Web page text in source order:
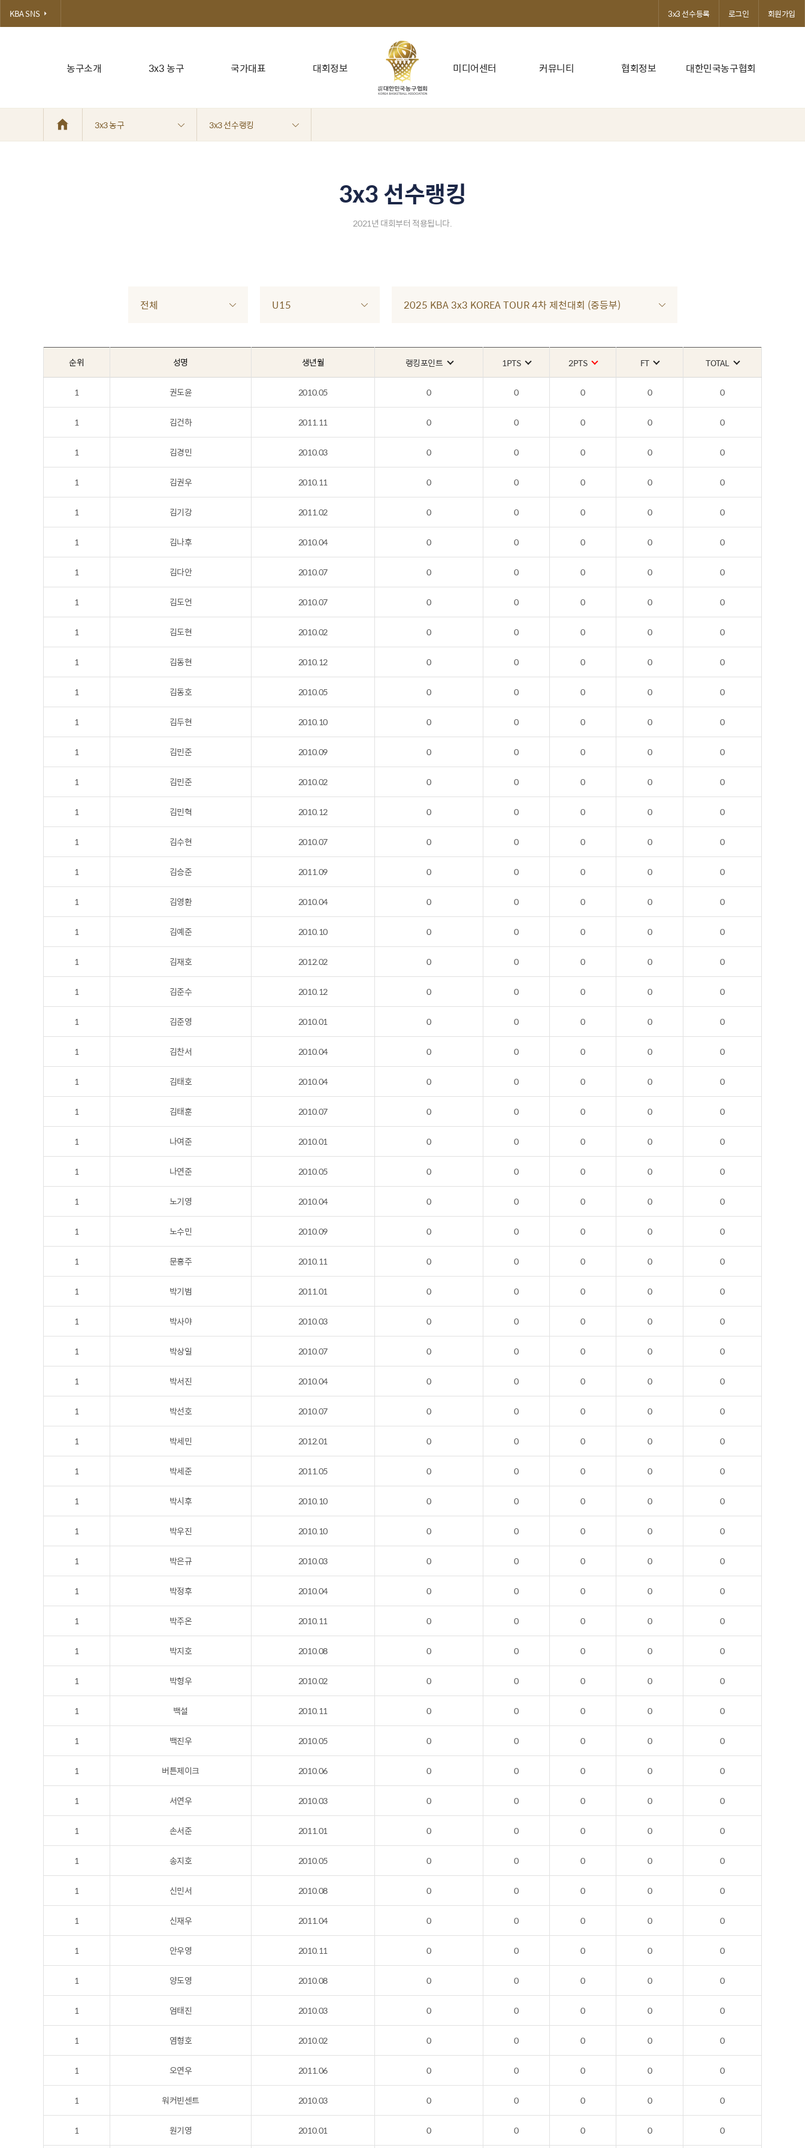
농구소개 3x3 농구 국가대표 대회정보 미디어센터 커뮤니티 협회정보 대한민국농구협회
KBA SNS 3x3 선수등록 로그인 회원가입
3x3 농구 3x3 선수랭킹
3x3 선수랭킹
2021년 대회부터 적용됩니다.
전체 U15 2025 KBA 3x3 KOREA TOUR 4차 제천대회 (중등부)
순위 성명 생년월 랭킹포인트 1PTS 2PTS FT TOTAL
1 권도윤 2010.05 0 0 0 0 0
1 김건하 2011.11 0 0 0 0 0
1 김경민 2010.03 0 0 0 0 0
1 김권우 2010.11 0 0 0 0 0
1 김기강 2011.02 0 0 0 0 0
1 김나후 2010.04 0 0 0 0 0
1 김다안 2010.07 0 0 0 0 0
1 김도언 2010.07 0 0 0 0 0
1 김도현 2010.02 0 0 0 0 0
1 김동현 2010.12 0 0 0 0 0
1 김동호 2010.05 0 0 0 0 0
1 김두현 2010.10 0 0 0 0 0
1 김민준 2010.09 0 0 0 0 0
1 김민준 2010.02 0 0 0 0 0
1 김민혁 2010.12 0 0 0 0 0
1 김수현 2010.07 0 0 0 0 0
1 김승준 2011.09 0 0 0 0 0
1 김영환 2010.04 0 0 0 0 0
1 김예준 2010.10 0 0 0 0 0
1 김재호 2012.02 0 0 0 0 0
1 김준수 2010.12 0 0 0 0 0
1 김준영 2010.01 0 0 0 0 0
1 김찬서 2010.04 0 0 0 0 0
1 김태호 2010.04 0 0 0 0 0
1 김태훈 2010.07 0 0 0 0 0
1 나여준 2010.01 0 0 0 0 0
1 나연준 2010.05 0 0 0 0 0
1 노기영 2010.04 0 0 0 0 0
1 노수민 2010.09 0 0 0 0 0
1 문홍주 2010.11 0 0 0 0 0
1 박기범 2011.01 0 0 0 0 0
1 박사야 2010.03 0 0 0 0 0
1 박상일 2010.07 0 0 0 0 0
1 박서진 2010.04 0 0 0 0 0
1 박선호 2010.07 0 0 0 0 0
1 박세민 2012.01 0 0 0 0 0
1 박세준 2011.05 0 0 0 0 0
1 박시후 2010.10 0 0 0 0 0
1 박우진 2010.10 0 0 0 0 0
1 박은규 2010.03 0 0 0 0 0
1 박정후 2010.04 0 0 0 0 0
1 박주온 2010.11 0 0 0 0 0
1 박지호 2010.08 0 0 0 0 0
1 박형우 2010.02 0 0 0 0 0
1 백설 2010.11 0 0 0 0 0
1 백진우 2010.05 0 0 0 0 0
1 버튼제이크 2010.06 0 0 0 0 0
1 서연우 2010.03 0 0 0 0 0
1 손서준 2011.01 0 0 0 0 0
1 송지호 2010.05 0 0 0 0 0
1 신민서 2010.08 0 0 0 0 0
1 신재우 2011.04 0 0 0 0 0
1 안우영 2010.11 0 0 0 0 0
1 양도영 2010.08 0 0 0 0 0
1 엄태진 2010.03 0 0 0 0 0
1 염형호 2010.02 0 0 0 0 0
1 오연우 2011.06 0 0 0 0 0
1 워커빈센트 2010.03 0 0 0 0 0
1 원기영 2010.01 0 0 0 0 0